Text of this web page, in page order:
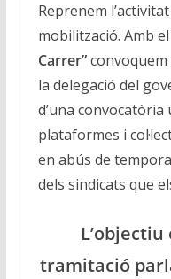
Reprenem
mobilització. Amb
Carrer”convoquem
la delegació del
d’una
plataformes i
en abús de
dels sindicats que
tramitació